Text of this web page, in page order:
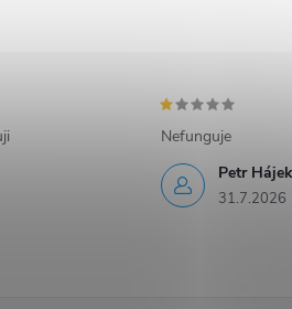
Petr Hájek
31.7.2026
Nefunguje